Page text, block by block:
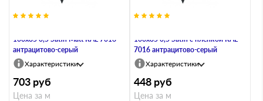
100х85 0,5 Satin Мatt RAL 7016
антрацитово-серый
Характеристики
703 руб
Цена за м
100х85 0,5 Satin с пленкой RAL
7016 антрацитово-серый
Характеристики
448 руб
Цена за м